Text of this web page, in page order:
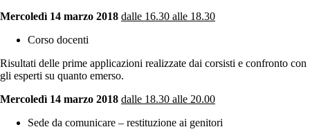
Mercoledì 14 marzo 2018 dalle 16.30 alle 18.30
Corso docenti
Risultati delle prime applicazioni realizzate dai corsisti e confronto con
gli esperti su quanto emerso.
Mercoledì 14 marzo 2018 dalle 18.30 alle 20.00
Sede da comunicare – restituzione ai genitori